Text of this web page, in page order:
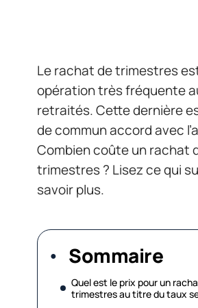
Le rachat de trimestres
opération très fréquente
retraités. Cette dernière
de commun accord avec
Combien coûte un rachat
trimestres ? Lisez ce qui
savoir plus.
Sommaire
Quel est le prix pour un
trimestres au titre du taux